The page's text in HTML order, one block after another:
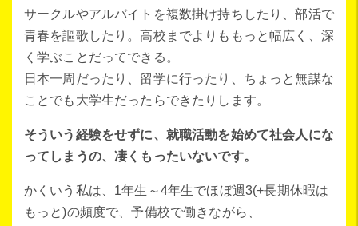
サークルやアルバイトを複数掛け持ちしたり、部活で
青春を謳歌したり。高校までよりももっと幅広く、深
く学ぶことだってできる。
日本一周だったり、留学に行ったり、ちょっと無謀な
ことでも大学生だったらできたりします。
そういう経験をせずに、就職活動を始めて社会人にな
ってしまうの、凄くもったいないです。
かくいう私は、1年生～4年生でほぼ週3(+長期休暇は
もっと)の頻度で、予備校で働きながら、